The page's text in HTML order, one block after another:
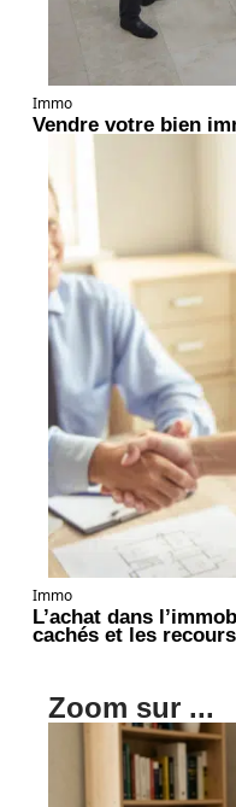
Immo
Vendre votre bien
Immo
L’achat dans
cachés et les recours
Zoom sur ...